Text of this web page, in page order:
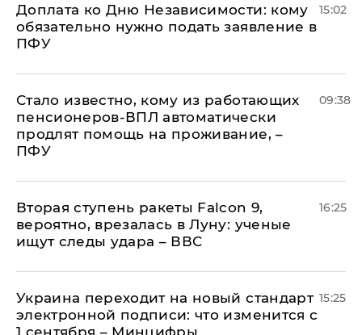
Доплата ко Дню Независимости: кому
обязательно нужно подать заявление в
ПФУ
15:02
Стало известно, кому из работающих
пенсионеров-ВПЛ автоматически
продлят помощь на проживание, –
ПФУ
09:38
Вторая ступень ракеты Falcon 9,
вероятно, врезалась в Луну: ученые
ищут следы удара – ВВС
16:25
Украина переходит на новый стандарт
электронной подписи: что изменится с
1 сентября – Минцифры
15:25